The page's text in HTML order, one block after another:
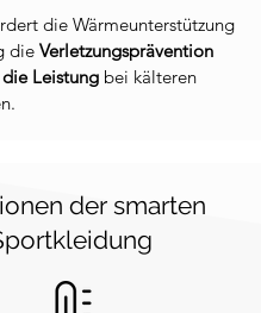
die Wärmeunterstützung
die Verletzungsprävention
Leistung bei kälteren
der smarten